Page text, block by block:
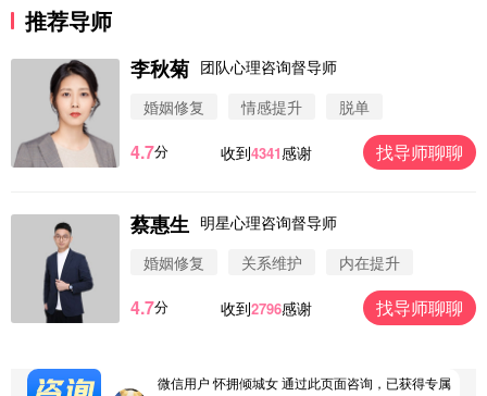
推荐导师
李秋菊 团队心理咨询督导师
婚姻修复
情感提升 脱单
4.7分 收到4341感谢 找导师聊聊
蔡惠生 明星心理咨询督导师
婚姻修复
关系维护 内在提升
4.7分 收到2796感谢 找导师聊聊
案
浙江-杭州 183****4847
案
15分钟前
方案
微信用户 安康 通过此页面咨询，已获得专属情感方
四川-成都 136****6402
5分钟前